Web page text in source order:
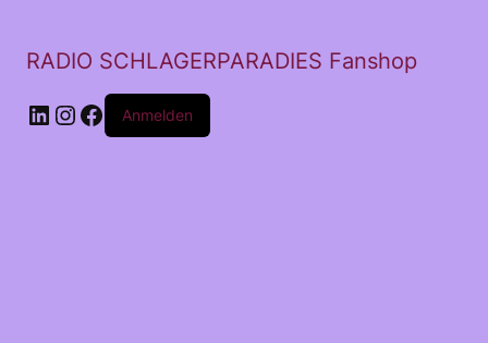
RADIO SCHLAGERPARADIES Fanshop
LinkedIn
Instagram
Facebook
Anmelden